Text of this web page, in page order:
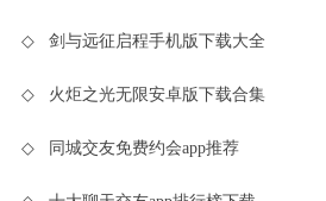
◇ 剑与远征启程手机版下载大全
◇ 火炬之光无限安卓版下载合集
◇ 同城交友免费约会app推荐